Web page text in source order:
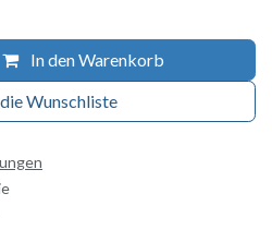
In den Warenkorb
Wunschliste